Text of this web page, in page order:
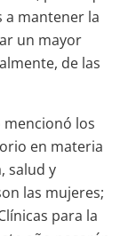
a mantener la
un mayor
de las
mencionó los
en materia
salud y
las mujeres;
para la